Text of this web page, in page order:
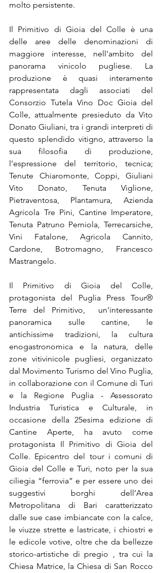
molto persistente.
Il Primitivo di Gioia del Colle è una
delle aree delle denominazioni di
maggiore interesse, nell'ambito del
panorama vinicolo pugliese. La
produzione è quasi interamente
rappresentata dagli associati del
Consorzio Tutela Vino Doc Gioia del
Colle, attualmente presieduto da Vito
Donato Giuliani, tra i grandi interpreti di
questo splendido vitigno, attraverso la
sua filosofia di produzione,
l’espressione del territorio, tecnica;
Tenute Chiaromonte, Coppi, Giuliani
Vito Donato, Tenuta Viglione,
Pietraventosa, Plantamura, Azienda
Agricola Tre Pini, Cantine Imperatore,
Tenuta Patruno Perniola, Terrecarsiche,
Vini Fatalone, Agricola Cannito,
Cardone, Botromagno, Francesco
Mastrangelo.
Il Primitivo di Gioia del Colle,
protagonista del Puglia Press Tour®
Terre del Primitivo,  un'interessante
panoramica sulle cantine, le
antichissime tradizioni, la cultura
enogastronomica e la natura, delle
zone vitivinicole pugliesi, organizzato
dal Movimento Turismo del Vino Puglia,
in collaborazione con il Comune di Turi
e la Regione Puglia - Assessorato
Industria Turistica e Culturale, in
occasione della 25esima edizione di
Cantine Aperte, ha avuto come
protagonista Il Primitivo di Gioia del
Colle. Epicentro del tour i comuni di
Gioia del Colle e Turi, noto per la sua
ciliegia “ferrovia” e per essere uno dei
suggestivi borghi dell’Area
Metropolitana di Bari caratterizzato
dalle sue case imbiancate con la calce,
le viuzze strette e lastricate, i chiostri e
le edicole votive, oltre che da bellezze
storico-artistiche di pregio , tra cui la
Chiesa Matrice, la Chiesa di San Rocco